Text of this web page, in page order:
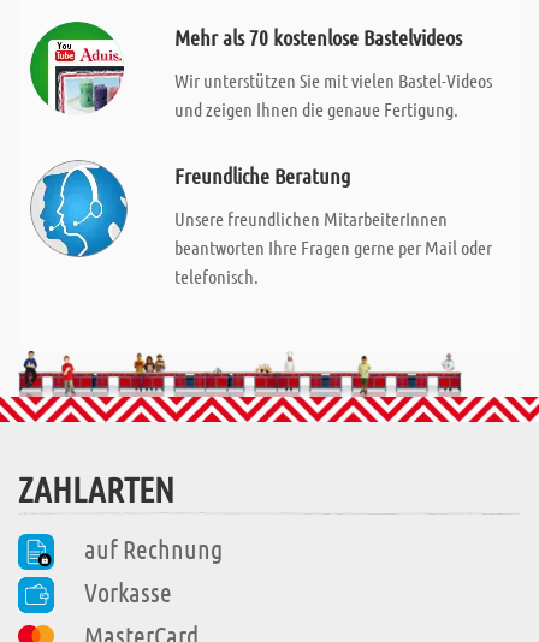
Mehr als 70 kostenlose Bastelvideos
Wir unterstützen Sie mit vielen Bastel-Videos
und zeigen Ihnen die genaue Fertigung.
Freundliche Beratung
Unsere freundlichen MitarbeiterInnen
beantworten Ihre Fragen gerne per Mail oder
telefonisch.
ZAHLARTEN
auf Rechnung
Vorkasse
MasterCard